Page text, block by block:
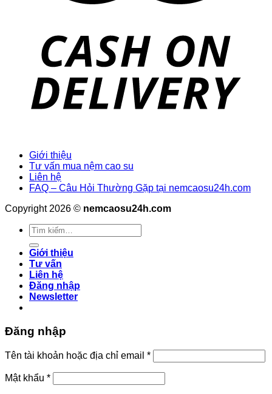
Giới thiệu
Tư vấn mua nệm cao su
Liên hệ
FAQ – Câu Hỏi Thường Gặp tại nemcaosu24h.com
Copyright 2026 © nemcaosu24h.com
Tìm
kiếm:
Giới thiệu
Tư vấn
Liên hệ
Đăng nhập
Newsletter
Đăng nhập
Tên tài khoản hoặc địa chỉ email *
Mật khẩu *